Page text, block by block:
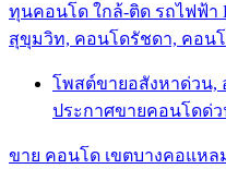
ทุนคอนโด ใกล้-ติด รถไฟฟ้า
สุขุมวิท, คอนโดรัชดา, คอน
โพสต์ขายอสังหาด่วน,
ประกาศขายคอนโดด่
ขาย คอนโด เขตบางคอแหล